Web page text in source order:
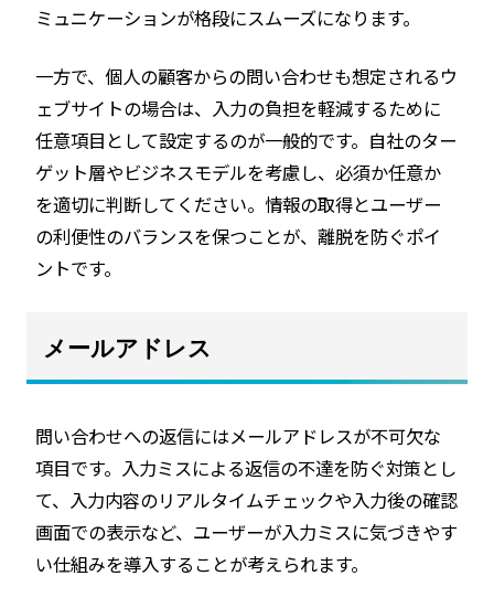
ミュニケーションが格段にスムーズになります。
一方で、個人の顧客からの問い合わせも想定されるウ
ェブサイトの場合は、入力の負担を軽減するために
任意項目として設定するのが一般的です。自社のター
ゲット層やビジネスモデルを考慮し、必須か任意か
を適切に判断してください。情報の取得とユーザー
の利便性のバランスを保つことが、離脱を防ぐポイ
ントです。
メールアドレス
問い合わせへの返信にはメールアドレスが不可欠な
項目です。入力ミスによる返信の不達を防ぐ対策とし
て、入力内容のリアルタイムチェックや入力後の確認
画面での表示など、ユーザーが入力ミスに気づきやす
い仕組みを導入することが考えられます。